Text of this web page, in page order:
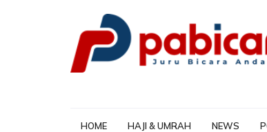
HOME HAJI & UMRAH NEWS